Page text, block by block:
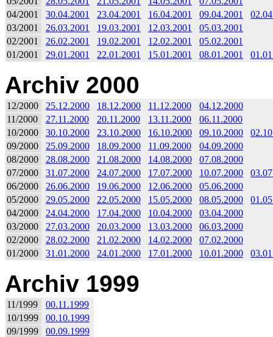
04/2001
30.04.2001 23.04.2001 16.04.2001 09.04.2001
03/2001
26.03.2001 19.03.2001 12.03.2001
05.03.2001
02/2001
26.02.2001 19.02.2001 12.02.2001
05.02.2001
01/2001
29.01.2001 22.01.2001 15.01.2001 08.01.2001
Archiv 2000
12/2000 25.12.2000 18.12.2000 11.12.2000
04.12.2000
11/2000
27.11.2000 20.11.2000 13.11.2000
06.11.2000
10/2000
30.10.2000 23.10.2000 16.10.2000 09.10.2000
09/2000
25.09.2000 18.09.2000 11.09.2000
04.09.2000
08/2000
28.08.2000 21.08.2000 14.08.2000
07.08.2000
07/2000
31.07.2000 24.07.2000 17.07.2000 10.07.2000
06/2000
26.06.2000 19.06.2000 12.06.2000
05.06.2000
05/2000
29.05.2000 22.05.2000 15.05.2000 08.05.2000
04/2000
24.04.2000 17.04.2000 10.04.2000
03.04.2000
03/2000
27.03.2000 20.03.2000 13.03.2000
06.03.2000
02/2000
28.02.2000 21.02.2000 14.02.2000
07.02.2000
01/2000
31.01.2000 24.01.2000 17.01.2000 10.01.2000
Archiv 1999
11/1999
00.11.1999
10/1999
00.10.1999
09/1999
00.09.1999